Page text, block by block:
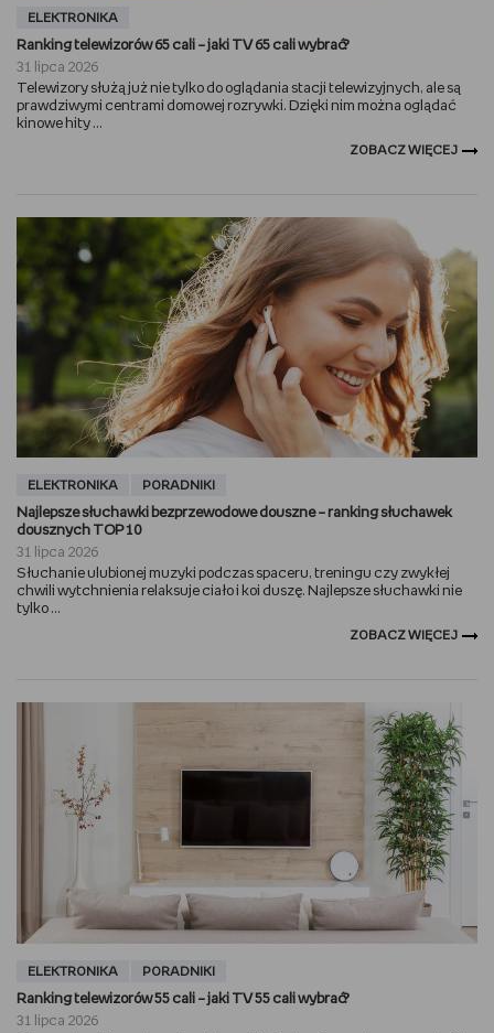
ELEKTRONIKA
Ranking telewizorów 65 cali – jaki TV 65 cali wybrać?
31 lipca 2026
Telewizory służą już nie tylko do oglądania stacji telewizyjnych, ale są
prawdziwymi centrami domowej rozrywki. Dzięki nim można oglądać
kinowe hity ...
ZOBACZ WIĘCEJ
ELEKTRONIKA PORADNIKI
Najlepsze słuchawki bezprzewodowe douszne – ranking słuchawek
dousznych TOP 10
31 lipca 2026
Słuchanie ulubionej muzyki podczas spaceru, treningu czy zwykłej
chwili wytchnienia relaksuje ciało i koi duszę. Najlepsze słuchawki nie
tylko ...
ZOBACZ WIĘCEJ
ELEKTRONIKA PORADNIKI
Ranking telewizorów 55 cali – jaki TV 55 cali wybrać?
31 lipca 2026